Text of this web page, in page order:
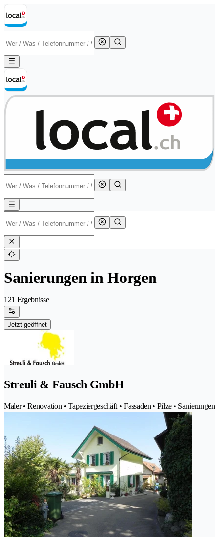
Sanierungen in Horgen
121 Ergebnisse
Jetzt geöffnet
Streuli & Fausch GmbH
Maler • Renovation • Tapeziergeschäft • Fassaden • Pilze • Sanierungen